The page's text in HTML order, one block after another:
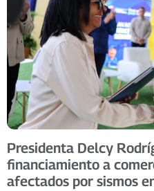
Presidenta Delcy
financiamiento a
afectados por sismos